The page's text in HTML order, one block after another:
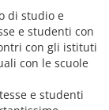
di studio e
e studenti con
con gli istituti
con le scuole
e studenti